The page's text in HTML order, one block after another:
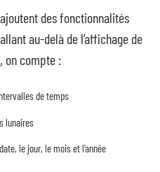
des fonctionnalités
au-delà de l’affichage de
on compte :
de temps
lunaires
le jour, le mois et l’année